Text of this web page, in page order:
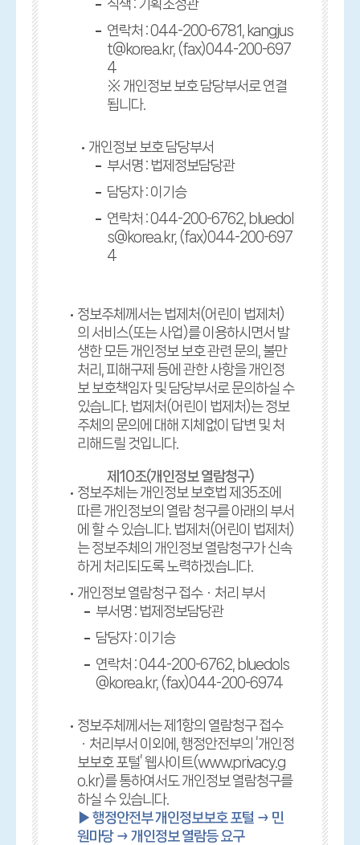
직책 : 기획조정관
연락처 : 044-200-6781, kangjus
t@korea.kr, (fax)044-200-697
4
※ 개인정보 보호 담당부서로 연결
됩니다.
개인정보 보호 담당부서
부서명 : 법제정보담당관
담당자 : 이기승
연락처 : 044-200-6762, bluedol
s@korea.kr, (fax)044-200-697
4
정보주체께서는 법제처(어린이 법제처)
의 서비스(또는 사업)를 이용하시면서 발
생한 모든 개인정보 보호 관련 문의, 불만
처리, 피해구제 등에 관한 사항을 개인정
보 보호책임자 및 담당부서로 문의하실 수
있습니다. 법제처(어린이 법제처)는 정보
주체의 문의에 대해 지체없이 답변 및 처
리해드릴 것입니다.
제10조(개인정보 열람청구)
정보주체는 개인정보 보호법 제35조에
따른 개인정보의 열람 청구를 아래의 부서
에 할 수 있습니다. 법제처(어린이 법제처)
는 정보주체의 개인정보 열람청구가 신속
하게 처리되도록 노력하겠습니다.
개인정보 열람청구 접수ㆍ처리 부서
부서명 : 법제정보담당관
담당자 : 이기승
연락처 : 044-200-6762, bluedols
@korea.kr, (fax)044-200-6974
정보주체께서는 제1항의 열람청구 접수
ㆍ처리부서 이외에, 행정안전부의 ‘개인정
보보호 포털’ 웹사이트(www.privacy.g
o.kr)를 통하여서도 개인정보 열람청구를
하실 수 있습니다.
▶ 행정안전부 개인정보보호 포털 → 민
원마당 → 개인정보 열람등 요구